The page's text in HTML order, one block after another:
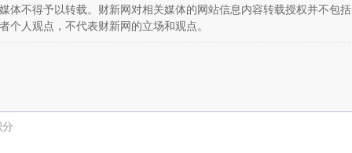
体不得予以转载。财新网对相关媒体的网站信息内容转载授权并不包括
个人观点，不代表财新网的立场和观点。